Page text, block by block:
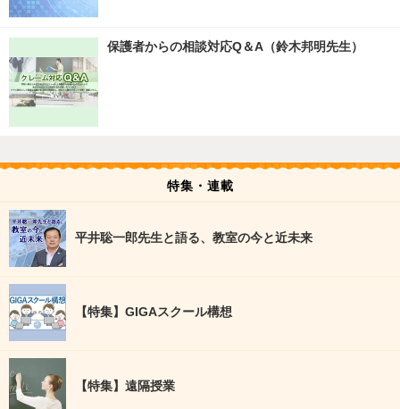
保護者からの相談対応Q＆A（鈴木邦明先生）
特集・連載
平井聡一郎先生と語る、教室の今と近未来
【特集】GIGAスクール構想
【特集】遠隔授業